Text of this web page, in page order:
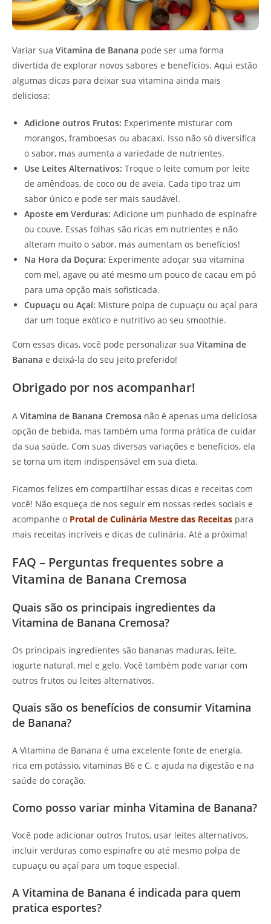
Variar sua Vitamina de Banana pode ser uma forma
divertida de explorar novos sabores e benefícios. Aqui estão
algumas dicas para deixar sua vitamina ainda mais
deliciosa:
Adicione outros Frutos: Experimente misturar com
morangos, framboesas ou abacaxi. Isso não só diversifica
o sabor, mas aumenta a variedade de nutrientes.
Use Leites Alternativos: Troque o leite comum por leite
de amêndoas, de coco ou de aveia. Cada tipo traz um
sabor único e pode ser mais saudável.
Aposte em Verduras: Adicione um punhado de espinafre
ou couve. Essas folhas são ricas em nutrientes e não
alteram muito o sabor, mas aumentam os benefícios!
Na Hora da Doçura: Experimente adoçar sua vitamina
com mel, agave ou até mesmo um pouco de cacau em pó
para uma opção mais sofisticada.
Cupuaçu ou Açaí: Misture polpa de cupuaçu ou açaí para
dar um toque exótico e nutritivo ao seu smoothie.
Com essas dicas, você pode personalizar sua Vitamina de
Banana e deixá-la do seu jeito preferido!
Obrigado por nos acompanhar!
A Vitamina de Banana Cremosa não é apenas uma deliciosa
opção de bebida, mas também uma forma prática de cuidar
da sua saúde. Com suas diversas variações e benefícios, ela
se torna um item indispensável em sua dieta.
Ficamos felizes em compartilhar essas dicas e receitas com
você! Não esqueça de nos seguir em nossas redes sociais e
acompanhe o Protal de Culinária Mestre das Receitas para
mais receitas incríveis e dicas de culinária. Até a próxima!
FAQ – Perguntas frequentes sobre a
Vitamina de Banana Cremosa
Quais são os principais ingredientes da
Vitamina de Banana Cremosa?
Os principais ingredientes são bananas maduras, leite,
iogurte natural, mel e gelo. Você também pode variar com
outros frutos ou leites alternativos.
Quais são os benefícios de consumir Vitamina
de Banana?
A Vitamina de Banana é uma excelente fonte de energia,
rica em potássio, vitaminas B6 e C, e ajuda na digestão e na
saúde do coração.
Como posso variar minha Vitamina de Banana?
Você pode adicionar outros frutos, usar leites alternativos,
incluir verduras como espinafre ou até mesmo polpa de
cupuaçu ou açaí para um toque especial.
A Vitamina de Banana é indicada para quem
pratica esportes?